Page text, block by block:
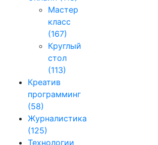
Мастер
класс
(167)
Круглый
стол
(113)
Креатив
программинг
(58)
Журналистика
(125)
Технологии